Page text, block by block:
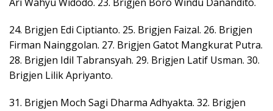
24. Brigjen Edi Ciptianto. 25. Brigjen Faizal. 26. Brigjen
Firman Nainggolan. 27. Brigjen Gatot Mangkurat Putra.
28. Brigjen Idil Tabransyah. 29. Brigjen Latif Usman. 30.
Brigjen Lilik Apriyanto.
31. Brigjen Moch Sagi Dharma Adhyakta. 32. Brigjen